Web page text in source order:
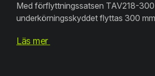
Med förflyttningssatsen TAV218-
underkörningsskyddet flyttas 300
Läs mer